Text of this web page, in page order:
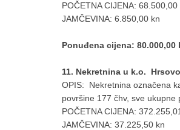
POČETNA CIJENA: 68.500,00
JAMČEVINA: 6.850,00 kn
Ponuđena cijena: 80.000,00
11. Nekretnina u k.o.
OPIS: Nekretnina označena
površine 177 čhv, sve ukupne
POČETNA CIJENA:
JAMČEVINA: 37.225,50 kn